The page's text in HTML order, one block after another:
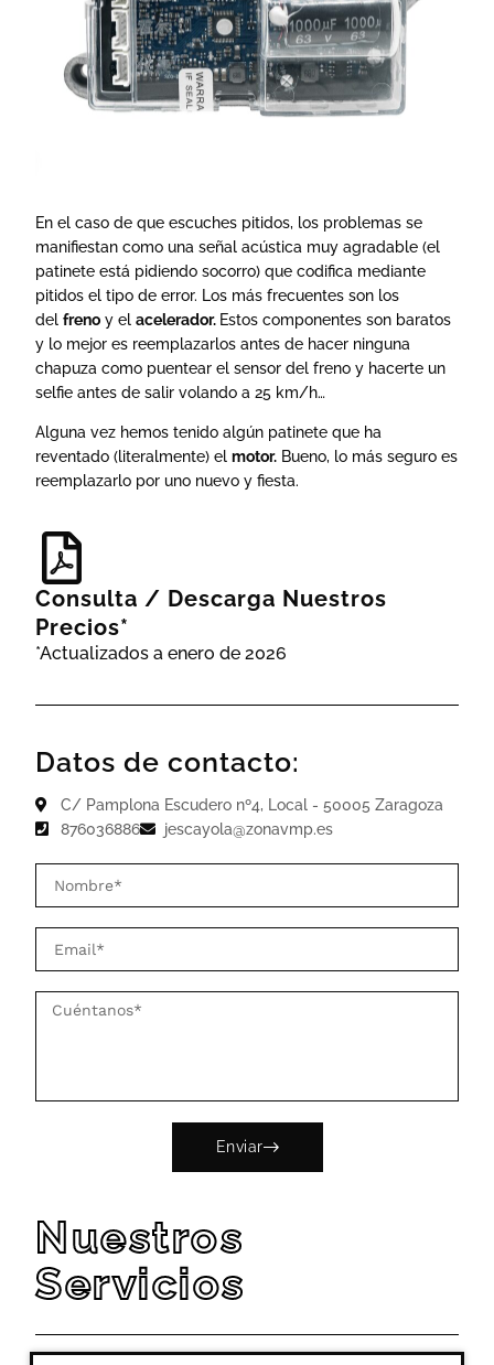
En el caso de que escuches pitidos, los problemas se
manifiestan como una señal acústica muy agradable (el
patinete está pidiendo socorro) que codifica mediante
pitidos el tipo de error. Los más frecuentes son los
delfreno y elacelerador. Estos componentes son baratos
y lo mejor es reemplazarlos antes de hacer ninguna
chapuza como puentear el sensor del freno y hacerte un
selfie antes de salir volando a 25 km/h…
Alguna vez hemos tenido algún patinete que ha
reventado (literalmente) elmotor. Bueno, lo más seguro es
reemplazarlo por uno nuevo y fiesta.
Consulta / Descarga Nuestros
Precios*
*Actualizados a enero de 2026
Datos de contacto:
C/ Pamplona Escudero nº4, Local - 50005 Zaragoza
876036886
jescayola@zonavmp.es
Enviar
Nuestros
Servicios